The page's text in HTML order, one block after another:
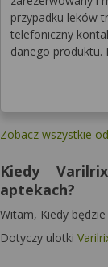
przypadku leków
telefoniczny
danego produktu.
Zobacz wszystkie
Kiedy
aptekach?
Witam, Kiedy
Dotyczy ulotki